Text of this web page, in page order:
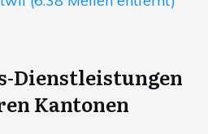
Dienstleistungen
Kantonen